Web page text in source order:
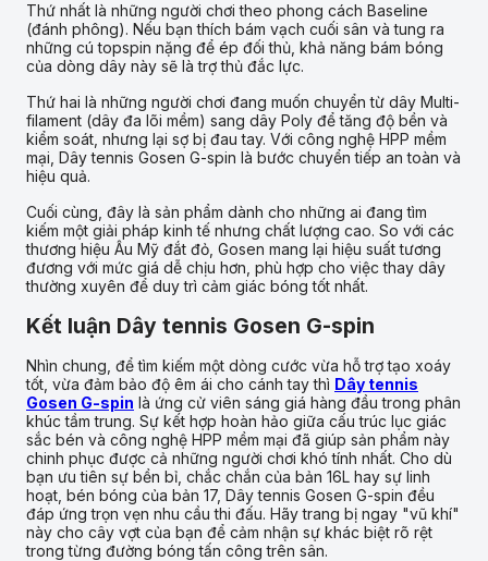
Thứ nhất là những người chơi theo phong cách Baseline
(đánh phông). Nếu bạn thích bám vạch cuối sân và tung ra
những cú topspin nặng để ép đối thủ, khả năng bám bóng
của dòng dây này sẽ là trợ thủ đắc lực.
Thứ hai là những người chơi đang muốn chuyển từ dây Multi-
filament (dây đa lõi mềm) sang dây Poly để tăng độ bền và
kiểm soát, nhưng lại sợ bị đau tay. Với công nghệ HPP mềm
mại, Dây tennis Gosen G-spin là bước chuyển tiếp an toàn và
hiệu quả.
Cuối cùng, đây là sản phẩm dành cho những ai đang tìm
kiếm một giải pháp kinh tế nhưng chất lượng cao. So với các
thương hiệu Âu Mỹ đắt đỏ, Gosen mang lại hiệu suất tương
đương với mức giá dễ chịu hơn, phù hợp cho việc thay dây
thường xuyên để duy trì cảm giác bóng tốt nhất.
Kết luận Dây tennis Gosen G-spin
Nhìn chung, để tìm kiếm một dòng cước vừa hỗ trợ tạo xoáy
tốt, vừa đảm bảo độ êm ái cho cánh tay thì Dây tennis
Gosen G-spin là ứng cử viên sáng giá hàng đầu trong phân
khúc tầm trung. Sự kết hợp hoàn hảo giữa cấu trúc lục giác
sắc bén và công nghệ HPP mềm mại đã giúp sản phẩm này
chinh phục được cả những người chơi khó tính nhất. Cho dù
bạn ưu tiên sự bền bỉ, chắc chắn của bản 16L hay sự linh
hoạt, bén bóng của bản 17, Dây tennis Gosen G-spin đều
đáp ứng trọn vẹn nhu cầu thi đấu. Hãy trang bị ngay "vũ khí"
này cho cây vợt của bạn để cảm nhận sự khác biệt rõ rệt
trong từng đường bóng tấn công trên sân.